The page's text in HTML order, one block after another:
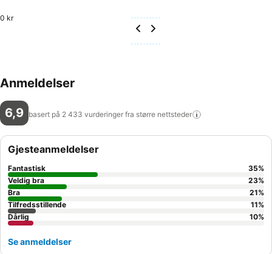
0 kr
Anmeldelser
6,9 basert på 2 433 vurderinger fra større nettsteder
Gjesteanmeldelser
Fantastisk 35%
Veldig bra
23%
Bra
21%
Tilfredsstillende
11%
Dårlig
10%
Se anmeldelser